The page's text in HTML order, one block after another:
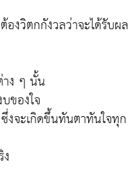
องวิตกกังวลว่าจะได้รับผล
าง ๆ นั้น
ของใจ
งจะเกิดขึ้นทันตาทันใจทุก